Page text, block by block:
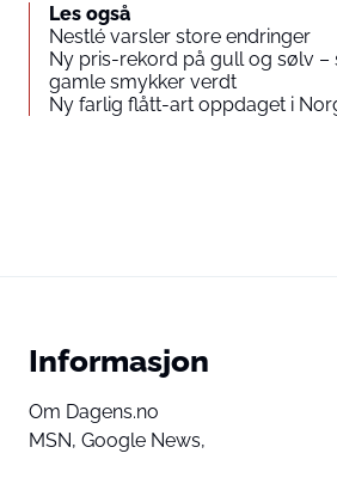
Les også
Nestlé varsler store endringer
Ny pris-rekord på gull og sølv –
gamle smykker verdt
Ny farlig flått-art oppdaget i
Informasjon
Om Dagens.no
MSN, Google News,